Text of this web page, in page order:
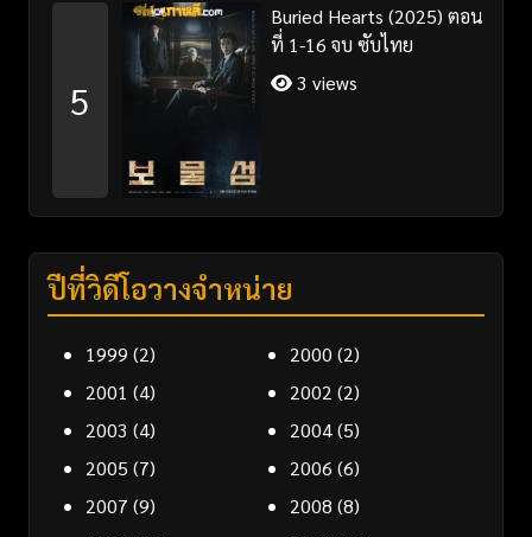
5
Buried Hearts (2025) ตอน
ที่ 1-16 จบ ซับไทย
3 views
ปีที่วิดีโอวางจำหน่าย
1999 (2) 2000 (2)
2001 (4) 2002 (2)
2003 (4) 2004(5)
2005 (7) 2006 (6)
2007 (9) 2008 (8)